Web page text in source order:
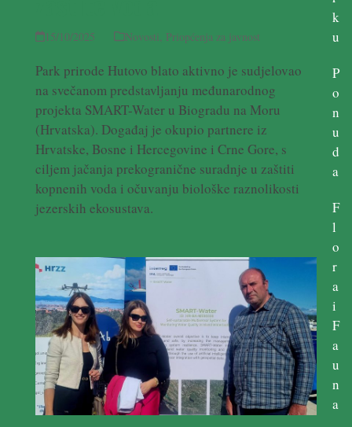
15/10/2025 Novosti Priopćenja za javnost
Park prirode Hutovo blato aktivno je sudjelovao
na svečanom predstavljanju međunarodnog
projekta SMART-Water u Biogradu na Moru
(Hrvatska). Događaj je okupio partnere iz
Hrvatske, Bosne i Hercegovine i Crne Gore, s
ciljem jačanja prekogranične suradnje u zaštiti
kopnenih voda i očuvanju biološke raznolikosti
jezerskih ekosustava.
k
u
P
o
n
u
d
a
F
l
o
r
a
i
F
a
u
n
a